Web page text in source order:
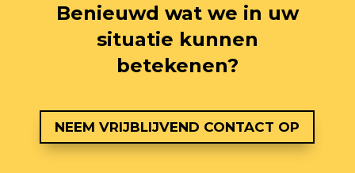
Benieuwd wat we in uw
situatie kunnen
betekenen?
NEEM VRIJBLIJVEND CONTACT OP